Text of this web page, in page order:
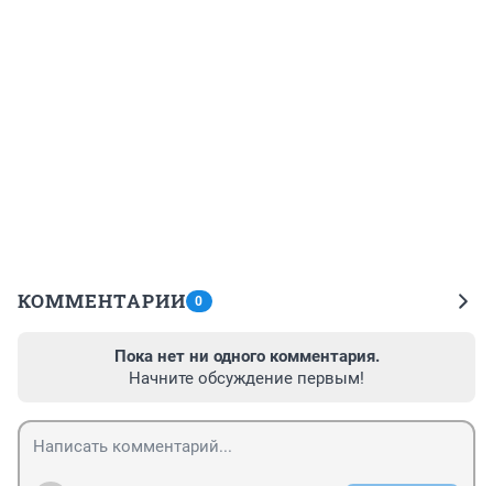
КОММЕНТАРИИ 0
Пока нет ни одного комментария.
Начните обсуждение первым!